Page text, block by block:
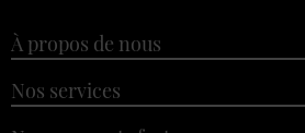
À propos de nous
Nos services